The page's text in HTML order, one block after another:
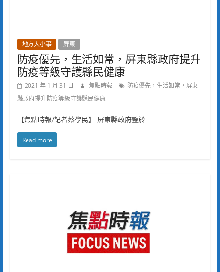
地方大小事 屏東
防疫優先，生活如常，屏東縣政府提升
防疫等級守護縣民健康
2021 年 1 月 31 日 焦點時報
防疫優先，生活如常，屏東
縣政府提升防疫等級守護縣民健康
【焦點時報/記者蔡學民】 屏東縣政府鑒於
Read more